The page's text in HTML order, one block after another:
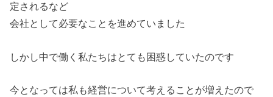
定されるなど
会社として必要なことを進めていました
しかし中で働く私たちはとても困惑していたのです
今となっては私も経営について考えることが増えたので